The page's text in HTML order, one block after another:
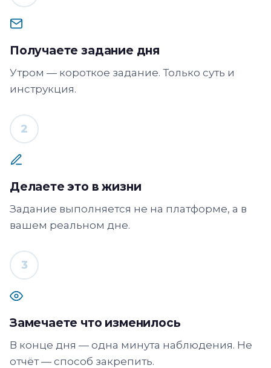
Получаете задание дня
Утром — короткое задание. Только суть и
инструкция.
2
Делаете это в жизни
Задание выполняется не на платформе, а в
вашем реальном дне.
3
Замечаете что изменилось
В конце дня — одна минута наблюдения. Не
отчёт — способ закрепить.